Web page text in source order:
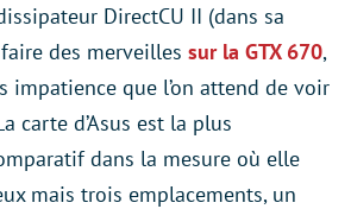
DirectCU II (dans sa
des merveilles sur la GTX 670,
impatience que l’on attend de voir
carte d’Asus est la plus
dans la mesure où elle
mais trois emplacements, un